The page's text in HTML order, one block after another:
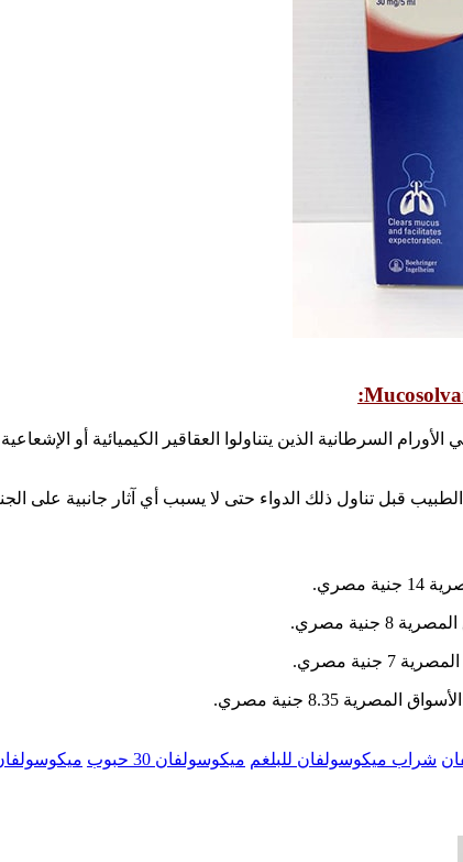
الأورام السرطانية الذين يتناولوا العقاقير الكيميائية أو
مصري.
8 جنية مصري.
7 جنية مصري.
المصرية 8.35 جنية مصري.
شراب ميكوسولفان للبلغم ميكوسولفان 30 حبوب